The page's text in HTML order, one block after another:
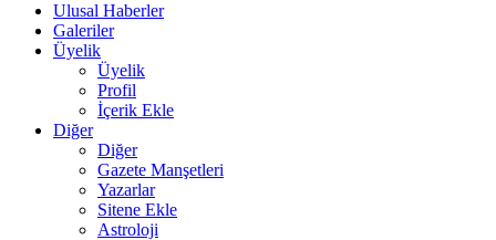
Ulusal Haberler
Galeriler
Üyelik
Üyelik
Profil
İçerik Ekle
Diğer
Diğer
Gazete Manşetleri
Yazarlar
Sitene Ekle
Astroloji